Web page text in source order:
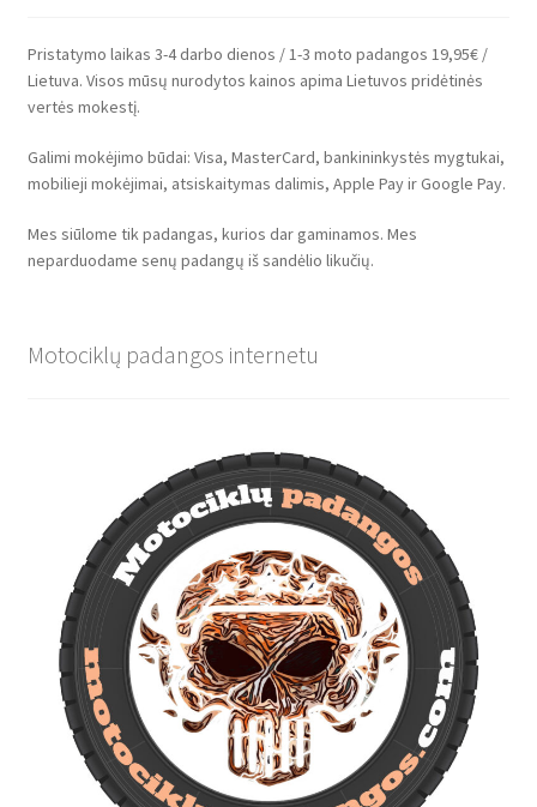
Pristatymo laikas 3-4 darbo dienos / 1-3 moto padangos 19,95€ /
Lietuva. Visos mūsų nurodytos kainos apima Lietuvos pridėtinės
vertės mokestį.
Galimi mokėjimo būdai: Visa, MasterCard, bankininkystės mygtukai,
mobilieji mokėjimai, atsiskaitymas dalimis, Apple Pay ir Google Pay.
Mes siūlome tik padangas, kurios dar gaminamos. Mes
neparduodame senų padangų iš sandėlio likučių.
Motociklų padangos internetu